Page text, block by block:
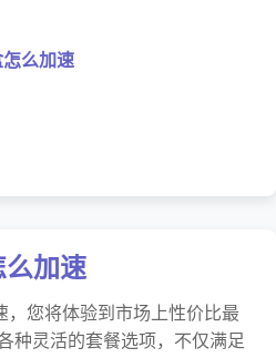
么加速
加速
您将体验到市场上性价比最
种灵活的套餐选项，不仅满足